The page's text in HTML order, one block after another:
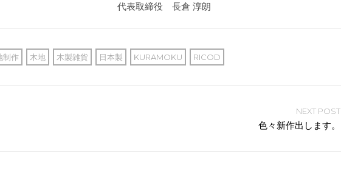
役 長倉 淳朗
制作 木地 木製雑貨 日本製 KURAMOKU RICOD
NEXT POST
色々新作出します。